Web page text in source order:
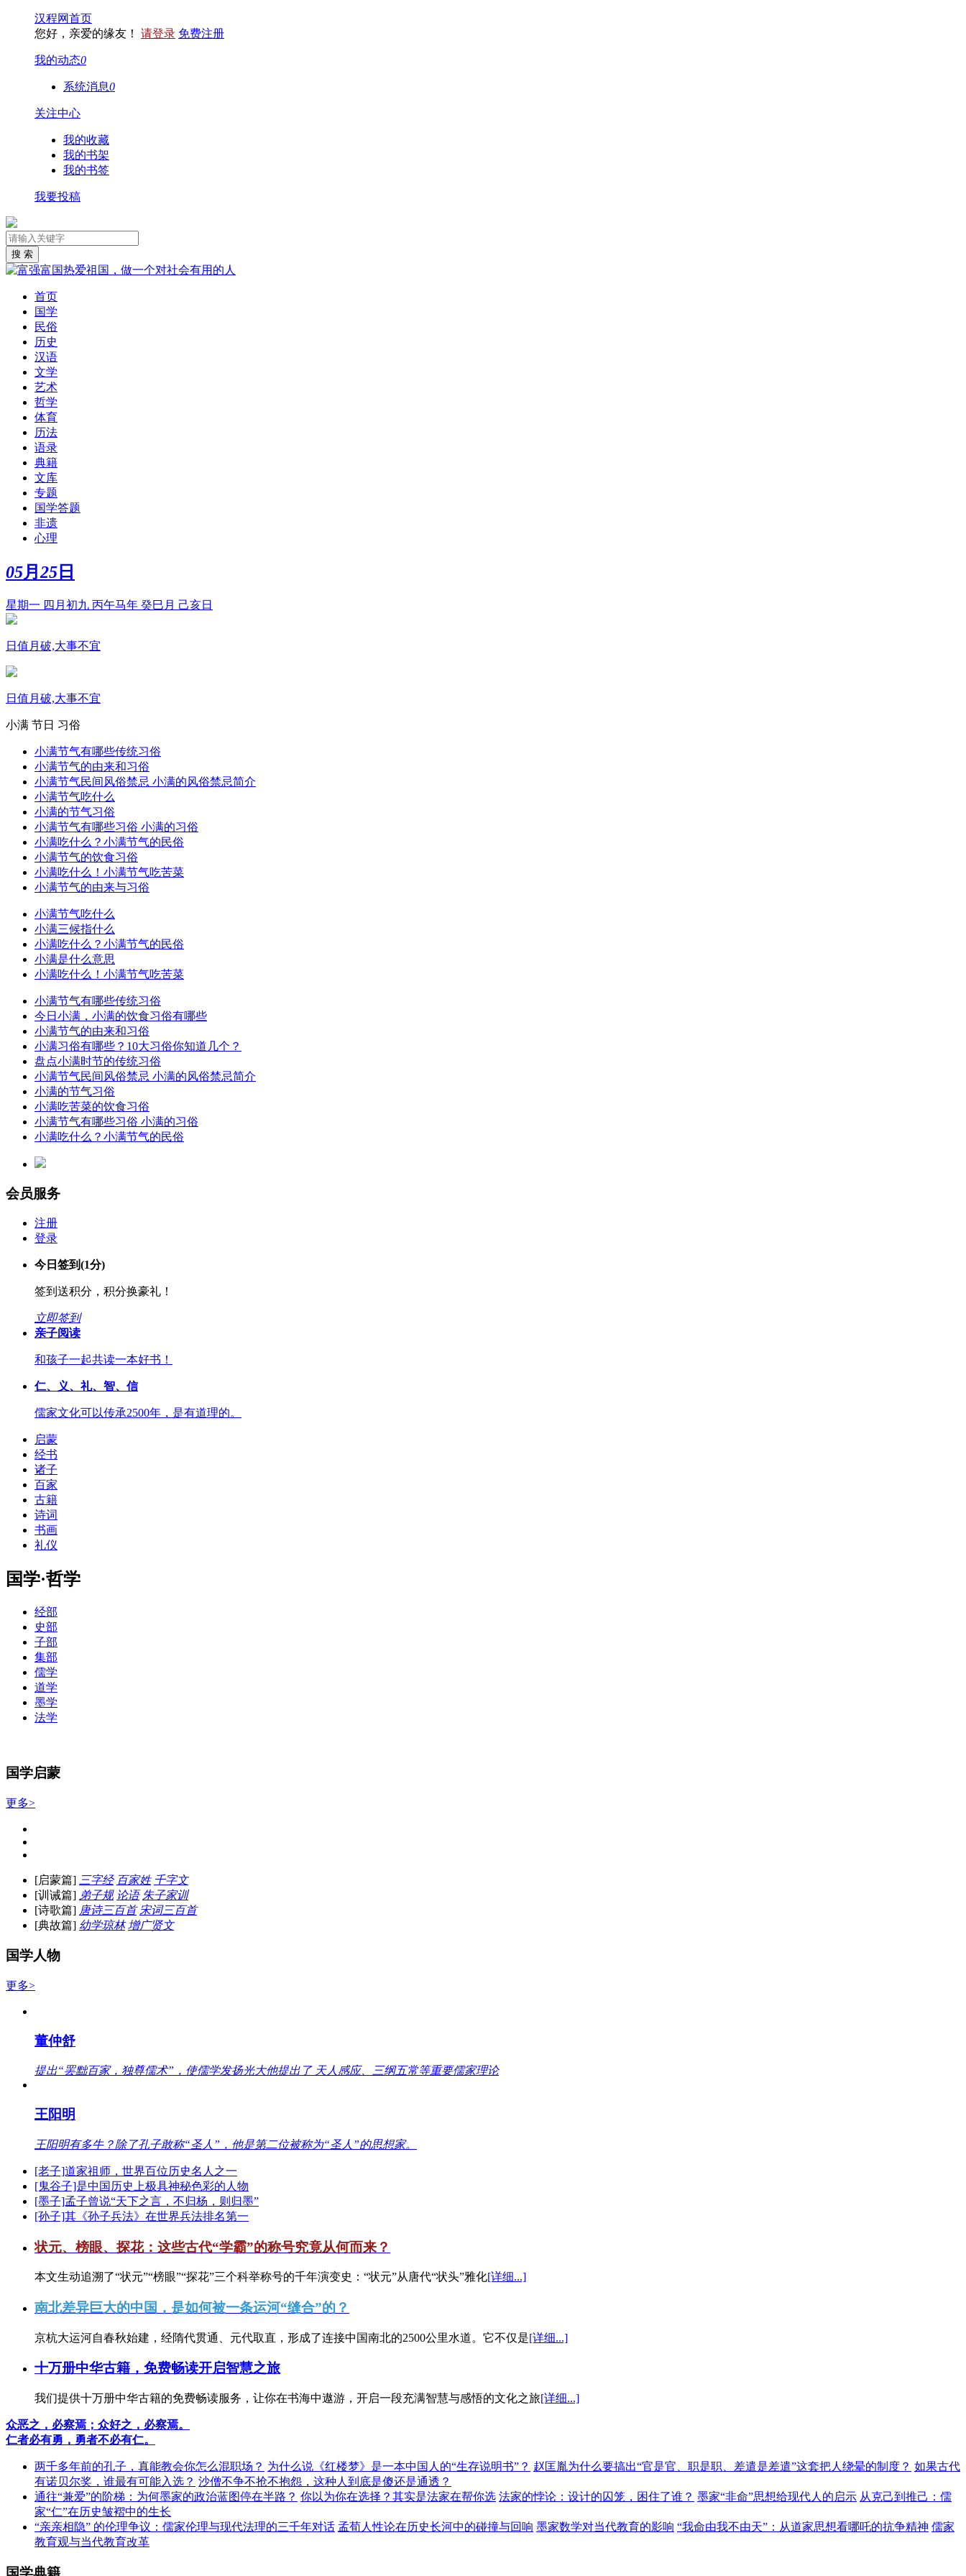
汉程网首页
您好，亲爱的缘友！ 请登录 免费注册
我的动态0
系统消息0
关注中心
我的收藏
我的书架
我的书签
我要投稿
首页
国学
民俗
历史
汉语
文学
艺术
哲学
体育
历法
语录
典籍
文库
专题
国学答题
非遗
心理
05月 25 日
星期一 四月初九 丙午马年 癸巳月 己亥日
日值月破,大事不宜
日值月破,大事不宜
小满 节日 习俗
小满节气有哪些传统习俗
小满节气的由来和习俗
小满节气民间风俗禁忌 小满的风俗禁忌简介
小满节气吃什么
小满的节气习俗
小满节气有哪些习俗 小满的习俗
小满吃什么？小满节气的民俗
小满节气的饮食习俗
小满吃什么！小满节气吃苦菜
小满节气的由来与习俗
小满节气吃什么
小满三候指什么
小满吃什么？小满节气的民俗
小满是什么意思
小满吃什么！小满节气吃苦菜
小满节气有哪些传统习俗
今日小满，小满的饮食习俗有哪些
小满节气的由来和习俗
小满习俗有哪些？10大习俗你知道几个？
盘点小满时节的传统习俗
小满节气民间风俗禁忌 小满的风俗禁忌简介
小满的节气习俗
小满吃苦菜的饮食习俗
小满节气有哪些习俗 小满的习俗
小满吃什么？小满节气的民俗
会员服务
注册
登录
今日签到(1分)
签到送积分，积分换豪礼！
立即签到
亲子阅读
和孩子一起共读一本好书！
仁、义、礼、智、信
儒家文化可以传承2500年，是有道理的。
启蒙
经书
诸子
百家
古籍
诗词
书画
礼仪
国学·哲学
经部
史部
子部
集部
儒学
道学
墨学
法学
国学启蒙
更多>
[启蒙篇] 三字经 百家姓 千字文
[训诫篇] 弟子规 论语 朱子家训
[诗歌篇] 唐诗三百首 宋词三百首
[典故篇] 幼学琼林 增广贤文
国学人物
更多>
董仲舒
提出“罢黜百家，独尊儒术”，使儒学发扬光大他提出了 天人感应、三纲五常等重要儒家理论
王阳明
王阳明有多牛？除了孔子敢称“圣人”，他是第二位被称为“圣人”的思想家。
[老子]道家祖师，世界百位历史名人之一
[鬼谷子]是中国历史上极具神秘色彩的人物
[墨子]孟子曾说“天下之言，不归杨，则归墨”
[孙子]其《孙子兵法》在世界兵法排名第一
状元、榜眼、探花：这些古代“学霸”的称号究竟从何而来？
本文生动追溯了“状元”“榜眼”“探花”三个科举称号的千年演变史：“状元”从唐代“状头”雅化[详细...]
南北差异巨大的中国，是如何被一条运河“缝合”的？
京杭大运河自春秋始建，经隋代贯通、元代取直，形成了连接中国南北的2500公里水道。它不仅是[详细...]
十万册中华古籍，免费畅读开启智慧之旅
我们提供十万册中华古籍的免费畅读服务，让你在书海中遨游，开启一段充满智慧与感悟的文化之旅[详细...]
众恶之，必察焉；众好之，必察焉。
仁者必有勇，勇者不必有仁。
两千多年前的孔子，真能教会你怎么混职场？ 为什么说《红楼梦》是一本中国人的“生存说明书”？ 赵匡胤为什么要搞出“官是官、职是职、差遣是差遣”这套把人绕晕的制度？ 如果古代
有诺贝尔奖，谁最有可能入选？ 沙僧不争不抢不抱怨，这种人到底是傻还是通透？
通往“兼爱”的阶梯：为何墨家的政治蓝图停在半路？ 你以为你在选择？其实是法家在帮你选 法家的悖论：设计的囚笼，困住了谁？ 墨家“非命”思想给现代人的启示 从克己到推己：儒
家“仁”在历史皱褶中的生长
“亲亲相隐” 的伦理争议：儒家伦理与现代法理的三千年对话 孟荀人性论在历史长河中的碰撞与回响 墨家数学对当代教育的影响 “我命由我不由天”：从道家思想看哪吒的抗争精神 儒家
教育观与当代教育改革
国学典籍